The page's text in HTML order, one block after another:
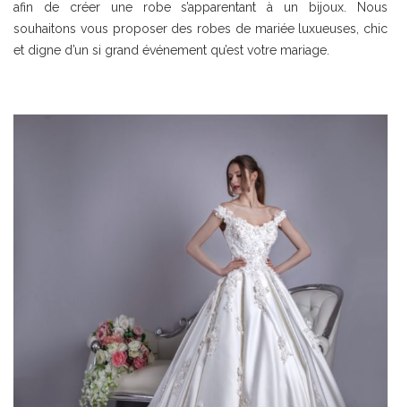
afin de créer une robe s’apparentant à un bijoux. Nous
souhaitons vous proposer des robes de mariée luxueuses, chic
et digne d’un si grand événement qu’est votre mariage.